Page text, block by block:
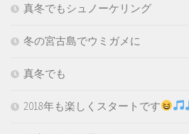
真冬でもシュノーケリング
冬の宮古島でウミガメに
真冬でも
2018年も楽しくスタートです